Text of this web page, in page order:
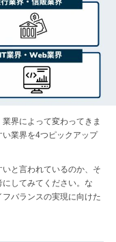
界によって変わってきま
業界を4つピックアップ
と言われているのか、そ
してみてください。な
バランスの実現に向けた